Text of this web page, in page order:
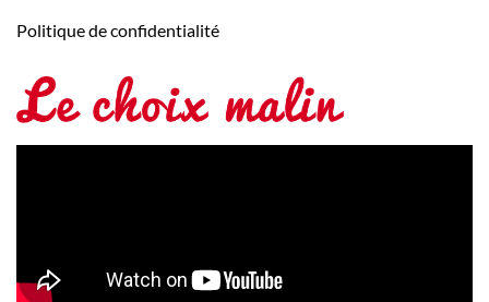
Politique de confidentialité